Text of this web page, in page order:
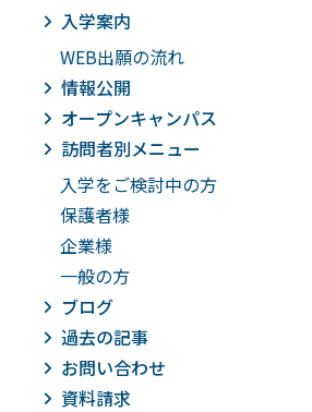
入学案内
WEB出願の流れ
情報公開
オープンキャンパス
訪問者別メニュー
入学をご検討中の方
保護者様
企業様
一般の方
ブログ
過去の記事
お問い合わせ
資料請求